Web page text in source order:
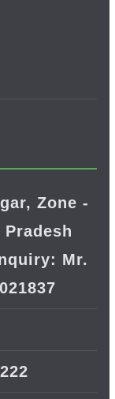
Zone -
Pradesh
Mr.